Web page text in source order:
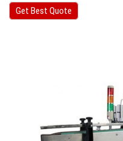
Get Best Quote